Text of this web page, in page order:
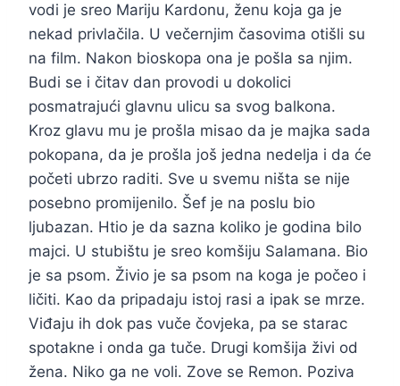
vodi je sreo Mariju Kardonu, ženu koja ga je
nekad privlačila. U večernjim časovima otišli su
na film. Nakon bioskopa ona je pošla sa njim.
Budi se i čitav dan provodi u dokolici
posmatrajući glavnu ulicu sa svog balkona.
Kroz glavu mu je prošla misao da je majka sada
pokopana, da je prošla još jedna nedelja i da će
početi ubrzo raditi. Sve u svemu ništa se nije
posebno promijenilo. Šef je na poslu bio
ljubazan. Htio je da sazna koliko je godina bilo
majci. U stubištu je sreo komšiju Salamana. Bio
je sa psom. Živio je sa psom na koga je počeo i
ličiti. Kao da pripadaju istoj rasi a ipak se mrze.
Viđaju ih dok pas vuče čovjeka, pa se starac
spotakne i onda ga tuče. Drugi komšija živi od
žena. Niko ga ne voli. Zove se Remon. Poziva